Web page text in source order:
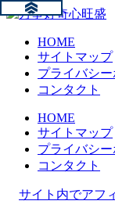
HOME
サイトマップ
プライバシ
コンタクト
HOME
サイトマップ
プライバシ
コンタクト
サイト内でアフ